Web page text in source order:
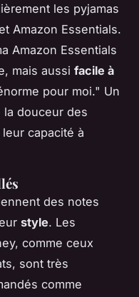
les pyjamas
Amazon Essentials.
Amazon Essentials
mais aussi facile à
pour moi." Un
la douceur des
capacité à
des notes
style. Les
comme ceux
sont très
comme